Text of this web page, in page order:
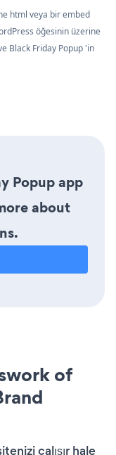
html veya bir embed
öğesinin üzerine
Black Friday Popup 'in
Popup app
about
of
çalışır hale